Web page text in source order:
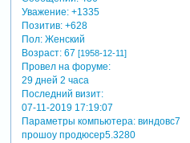
Уважение: +1335
Позитив: +628
Пол:Женский
Возраст:67 [1958-12-11]
Провел на форуме:
29 дней 2 часа
Последний визит:
07-11-2019 17:19:07
Параметры компьютера:виндовс7
прошоу продюсер5.3280